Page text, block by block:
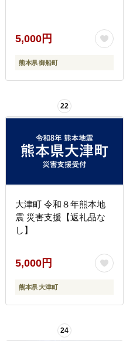
5,000円
熊本県 御船町
22
大津町 令和８年熊本地
震 災害支援【返礼品な
し】
5,000円
熊本県 大津町
24